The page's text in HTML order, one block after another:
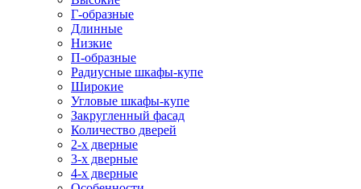
Г-образные
Длинные
Низкие
П-образные
Радиусные шкафы-купе
Широкие
Угловые шкафы-купе
Закругленный фасад
Количество дверей
2-х дверные
3-х дверные
4-х дверные